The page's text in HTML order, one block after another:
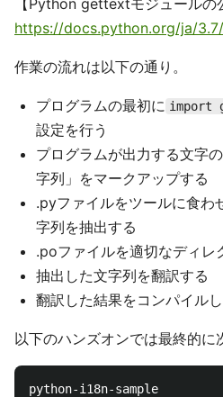
【Python gettextモジュールの
https://docs.python.org/ja/
作業の流れは以下の通り。
プログラムの最初に import
設定を行う
プログラムが出力する文字
字列」をマークアップする
.pyファイルをツールに食わ
字列を抽出する
.poファイルを適切なディレ
抽出した文字列を翻訳する
翻訳した結果をコンパイル
以下のハンズオンでは最終的に
python-i18n-sample